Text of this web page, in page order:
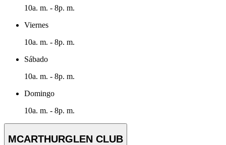
10a. m. - 8p. m.
Viernes
10a. m. - 8p. m.
Sábado
10a. m. - 8p. m.
Domingo
10a. m. - 8p. m.
MCARTHURGLEN CLUB